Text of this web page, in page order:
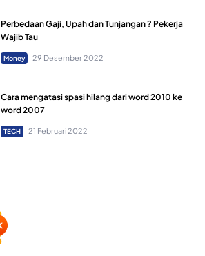
Perbedaan Gaji, Upah dan Tunjangan ? Pekerja
Wajib Tau
Money 29 Desember 2022
Cara mengatasi spasi hilang dari word 2010 ke
word 2007
TECH 21 Februari 2022